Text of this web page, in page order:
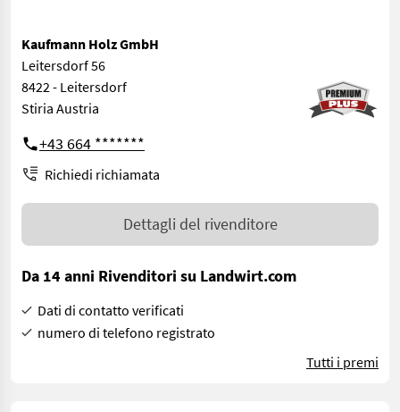
Kaufmann Holz GmbH
Leitersdorf 56
8422 - Leitersdorf
Stiria Austria
+43 664 *******
Richiedi richiamata
Dettagli del rivenditore
Da 14 anni Rivenditori su Landwirt.com
Dati di contatto verificati
numero di telefono registrato
Tutti i premi